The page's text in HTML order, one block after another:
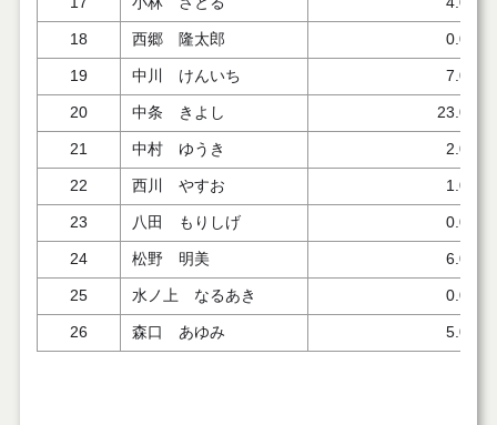
18 西郷 隆太郎 0.000
19 中川 けんいち 7.000
20 中条 きよし 23.000
21 中村 ゆうき 2.000
22 西川 やすお 1.000
23 八田 もりしげ 0.000
24 松野 明美 6.000
25 水ノ上 なるあき 0.000
26 森口 あゆみ 5.000